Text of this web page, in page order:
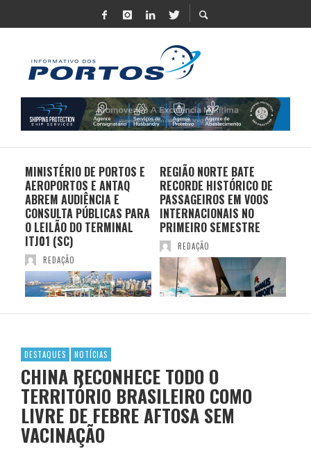
MINISTÉRIO DE PORTOS E
AEROPORTOS E ANTAQ
ABREM AUDIÊNCIA E
CONSULTA PÚBLICAS PARA
O LEILÃO DO TERMINAL
ITJ01 (SC)
REDAÇÃO
REGIÃO NORTE BATE
RECORDE HISTÓRICO DE
PASSAGEIROS EM VOOS
INTERNACIONAIS NO
PRIMEIRO SEMESTRE
REDAÇÃO
DESTAQUES NOTÍCIAS
CHINA RECONHECE TODO O
TERRITÓRIO BRASILEIRO COMO
LIVRE DE FEBRE AFTOSA SEM
VACINAÇÃO